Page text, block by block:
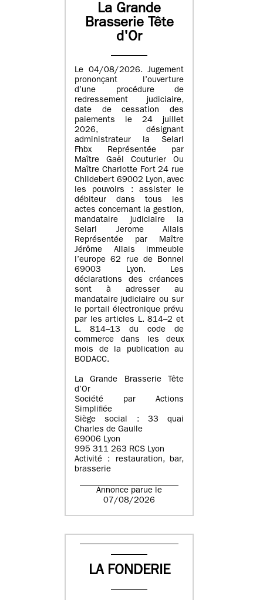
La Grande
Brasserie Tête
d'Or
Le 04/08/2026. Jugement
prononçant l’ouverture
d’une procédure de
redressement judiciaire,
date de cessation des
paiements le 24 juillet
2026, désignant
administrateur la Selarl
Fhbx Représentée par
Maître Gaël Couturier Ou
Maître Charlotte Fort 24 rue
Childebert 69002 Lyon, avec
les pouvoirs : assister le
débiteur dans tous les
actes concernant la gestion,
mandataire judiciaire la
Selarl Jerome Allais
Représentée par Maître
Jérôme Allais immeuble
l’europe 62 rue de Bonnel
69003 Lyon. Les
déclarations des créances
sont à adresser au
mandataire judiciaire ou sur
le portail électronique prévu
par les articles L. 814–2 et
L. 814–13 du code de
commerce dans les deux
mois de la publication au
BODACC.
La Grande Brasserie Tête
d’Or
Société par Actions
Simplifiée
Siège social : 33 quai
Charles de Gaulle
69006 Lyon
995 311 263 RCS Lyon
Activité : restauration, bar,
brasserie
Annonce parue le
07/08/2026
LA FONDERIE